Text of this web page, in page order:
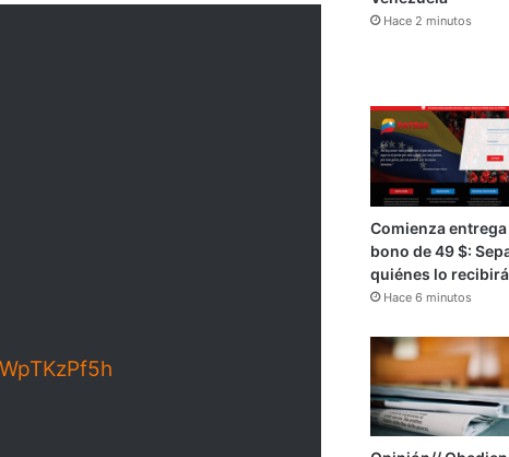
Hace 2 minutos
Comienza entrega
bono de 49 $:
quiénes lo
Hace 6 minutos